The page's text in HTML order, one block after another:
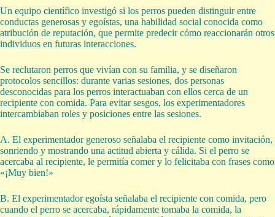
Un equipo científico investigó si los perros pueden distinguir entre
conductas generosas y egoístas, una habilidad social conocida como
atribución de reputación, que permite predecir cómo reaccionarán otros
individuos en futuras interacciones.
Se reclutaron perros que vivían con su familia, y se diseñaron
protocolos sencillos: durante varias sesiones, dos personas
desconocidas para los perros interactuaban con ellos cerca de un
recipiente con comida. Para evitar sesgos, los experimentadores
intercambiaban roles y posiciones entre las sesiones.
A. El experimentador generoso señalaba el recipiente como invitación,
sonriendo y mostrando una actitud abierta y cálida. Si el perro se
acercaba al recipiente, le permitía comer y lo felicitaba con frases como
«¡Muy bien!»
B. El experimentador egoísta señalaba el recipiente con comida, pero
cuando el perro se acercaba, rápidamente tomaba la comida, la